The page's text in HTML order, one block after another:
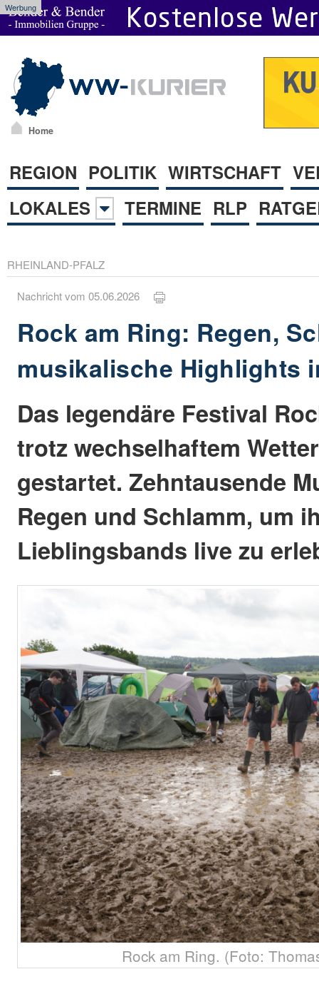
Werbung
Home
REGION POLITIK WIRTSCHAFT
LOKALES
TERMINE RLP
RHEINLAND-PFALZ
Nachricht vom 05.06.2026
Rock am Ring: Regen,
musikalische Highlights
Das legendäre Festival
trotz wechselhaftem
gestartet. Zehntausende
Regen und Schlamm, um
Lieblingsbands live zu
Rock am Ring. (Foto: